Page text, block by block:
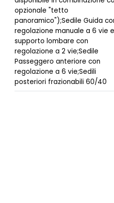
opzionale "tetto
panoramico");Sedile Guida
regolazione manuale a 6 vie e
supporto lombare con
regolazione a 2 vie;Sedile
Passeggero anteriore con
regolazione a 6 vie;Sedili
posteriori frazionabili 60/40